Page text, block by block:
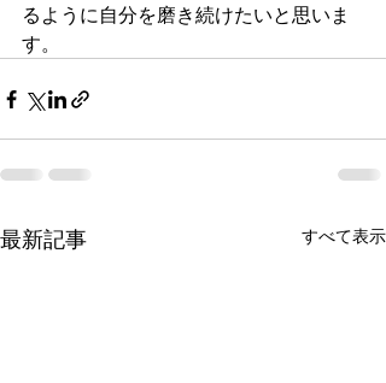
るように自分を磨き続けたいと思いま
す。
最新記事 すべて表示